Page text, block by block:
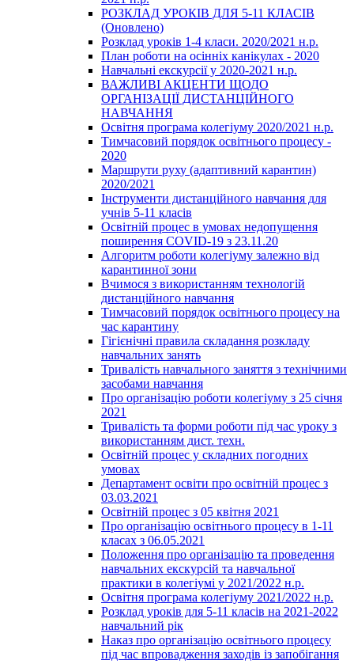
РОЗКЛАД УРОКІВ ДЛЯ 5-11 КЛАСІВ
(Оновлено)
Розклад уроків 1-4 класи. 2020/2021 н.р.
План роботи на осінніх канікулах - 2020
Навчальні екскурсії у 2020-2021 н.р.
ВАЖЛИВІ АКЦЕНТИ ЩОДО
ОРГАНІЗАЦІЇ ДИСТАНЦІЙНОГО
НАВЧАННЯ
Освітня програма колегіуму 2020/2021 н.р.
Тимчасовий порядок освітнього процесу -
2020
Маршрути руху (адаптивний карантин)
2020/2021
Інструменти дистанційного навчання для
учнів 5-11 класів
Освітній процес в умовах недопущення
поширення COVID-19 з 23.11.20
Алгоритм роботи колегіуму залежно від
карантинної зони
Вчимося з використанням технологій
дистанційного навчання
Тимчасовий порядок освітнього процесу на
час карантину
Гігієнічні правила складання розкладу
навчальних занять
Тривалість навчального заняття з технічними
засобами навчання
Про організацію роботи колегіуму з 25 січня
2021
Тривалість та форми роботи під час уроку з
використанням дист. техн.
Освітній процес у складних погодних
умовах
Департамент освіти про освітній процес з
03.03.2021
Освітній процес з 05 квітня 2021
Про організацію освітнього процесу в 1-11
класах з 06.05.2021
Положення про організацію та проведення
навчальних екскурсій та навчальної
практики в колегіумі у 2021/2022 н.р.
Освітня програма колегіуму 2021/2022 н.р.
Розклад уроків для 5-11 класів на 2021-2022
навчальний рік
Наказ про організацію освітнього процесу
під час впровадження заходів із запобігання